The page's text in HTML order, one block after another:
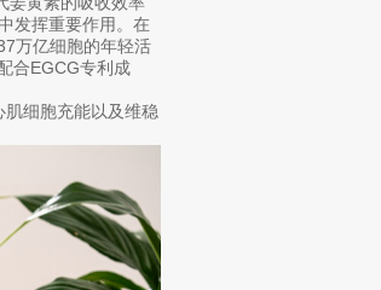
发挥重要作用。在
万亿细胞的年轻活
合EGCG专利成
细胞充能以及维稳